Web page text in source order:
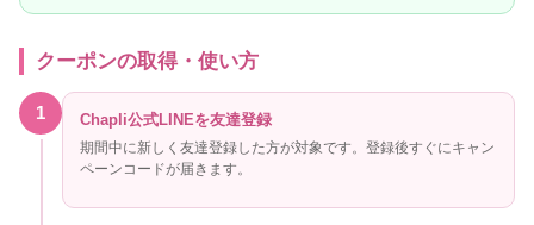
クーポンの取得・使い方
1 Chapli公式LINEを友達登録
期間中に新しく友達登録した方が対象です。登録後すぐにキャン
ペーンコードが届きます。